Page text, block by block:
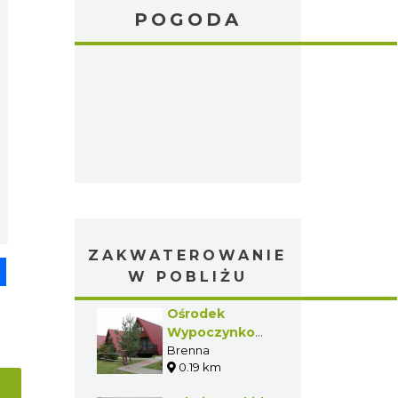
POGODA
ZAKWATEROWANIE
W POBLIŻU
Ośrodek
Wypoczynkowy
„POD STARYM
GRONIEM”
Brenna
0.19 km